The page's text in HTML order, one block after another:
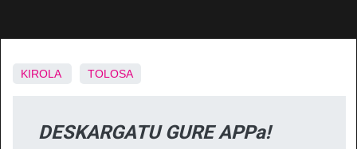
KIROLA TOLOSA
DESKARGATU GURE APPa!